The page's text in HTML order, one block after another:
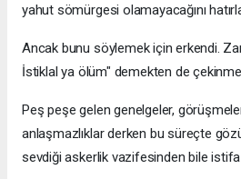
yahut sömürgesi olamayacağını
Ancak bunu söylemek için erkendi.
İstiklal ya ölüm" demekten de
Peş peşe gelen genelgeler,
anlaşmazlıklar derken bu süreçte
sevdiği askerlik vazifesinden bile